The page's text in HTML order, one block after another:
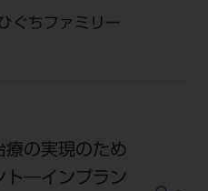
ぐちファミリー
療の実現のため
ト―インプラン